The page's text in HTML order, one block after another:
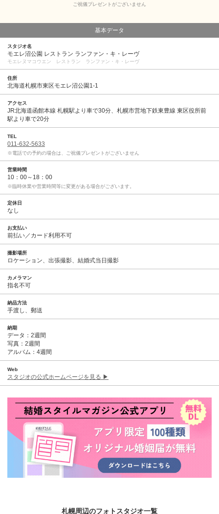
ご祝儀プレゼントがございません
基本データ
スタジオ名
モエレ沼公園 レストラン ランファン・キ・レーヴ
モエレヌマコウエン レストラン ランファン・キ・レーヴ
住所
北海道札幌市東区モエレ沼公園1-1
アクセス
JR北海道函館本線 札幌駅より車で30分、札幌市営地下鉄東豊線 東区役所前
駅より車で20分
TEL
011-632-5633
※電話での予約の場合は、ご祝儀プレゼントがございません
営業時間
10：00～18：00
※臨時休業や営業時間等に変更がある場合がございます。
定休日
なし
お支払い
前払い／カード利用不可
撮影場所
ロケーション、出張撮影、結婚式当日撮影
カメラマン
指名不可
納品方法
手渡し、郵送
納期
データ：2週間
写真：2週間
アルバム：4週間
Web
スタジオの公式ホームページを見る ▶︎
札幌周辺のフォトスタジオ一覧